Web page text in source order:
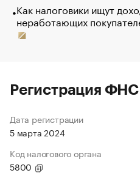
Как налоговики ищут
неработающих
Регистрация ФНС
Дата регистрации
5 марта 2024
Код налогового органа
5800